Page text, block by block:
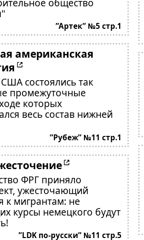
общество
”Артек” №5 стр.1
американская
состоялись так
промежуточные
которых
весь состав нижней
”Рубеж” №11 стр.1
ФРГ приняло
ужесточающий
к мигрантам: не
курсы немецкого будут
”LDK по-русски” №11 стр.5